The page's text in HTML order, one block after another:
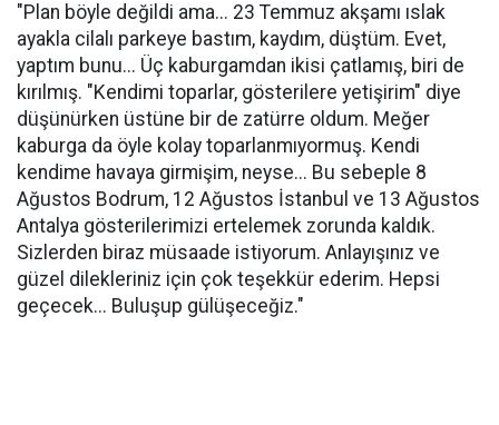
"Plan böyle değildi ama... 23 Temmuz akşamı ıslak
ayakla cilalı parkeye bastım, kaydım, düştüm. Evet,
yaptım bunu... Üç kaburgamdan ikisi çatlamış, biri de
kırılmış. "Kendimi toparlar, gösterilere yetişirim" diye
düşünürken üstüne bir de zatürre oldum. Meğer
kaburga da öyle kolay toparlanmıyormuş. Kendi
kendime havaya girmişim, neyse... Bu sebeple 8
Ağustos Bodrum, 12 Ağustos İstanbul ve 13 Ağustos
Antalya gösterilerimizi ertelemek zorunda kaldık.
Sizlerden biraz müsaade istiyorum. Anlayışınız ve
güzel dilekleriniz için çok teşekkür ederim. Hepsi
geçecek... Buluşup gülüşeceğiz."